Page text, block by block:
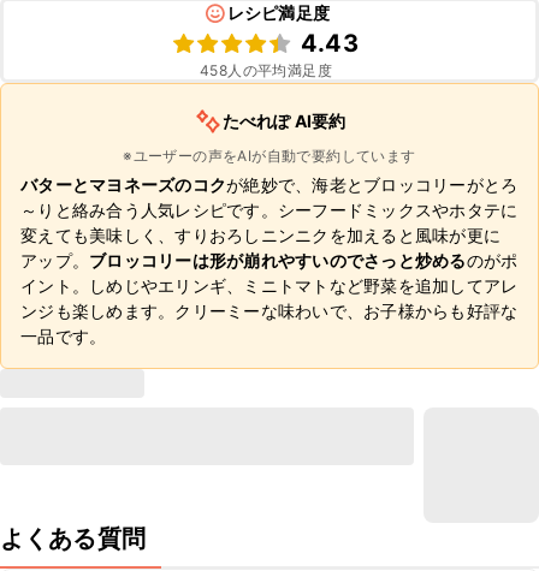
レシピ満足度
4.43
458人の平均満足度
たべれぽ AI要約
※ユーザーの声をAIが自動で要約しています
バターとマヨネーズのコクが絶妙で、海老とブロッコリーがとろ
～りと絡み合う人気レシピです。シーフードミックスやホタテに
変えても美味しく、すりおろしニンニクを加えると風味が更に
アップ。 ブロッコリーは形が崩れやすいのでさっと炒めるのがポ
イント。しめじやエリンギ、ミニトマトなど野菜を追加してアレ
ンジも楽しめます。クリーミーな味わいで、お子様からも好評な
一品です。
よくある質問